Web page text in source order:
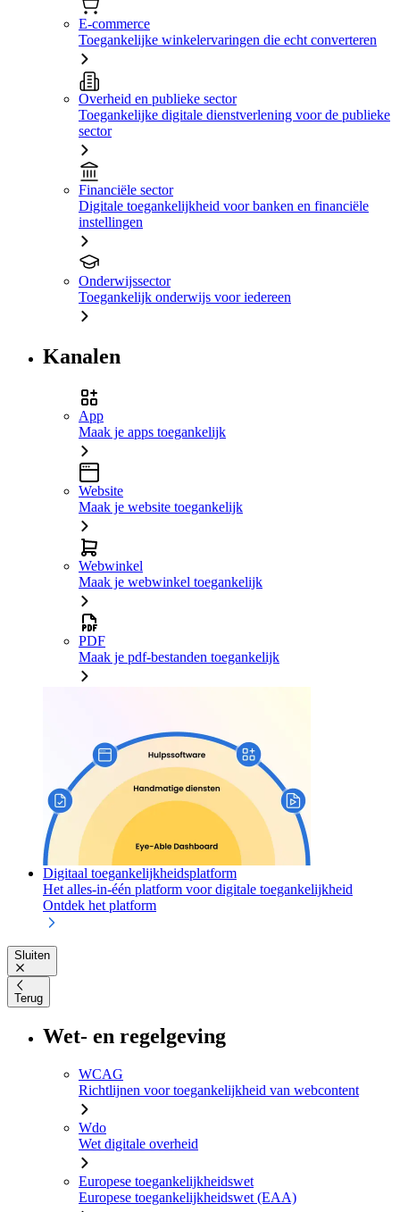
E-commerce
Toegankelijke winkelervaringen die echt converteren
Overheid en publieke sector
Toegankelijke digitale dienstverlening voor de publieke
sector
Financiële sector
Digitale toegankelijkheid voor banken en financiële
instellingen
Onderwijssector
Toegankelijk onderwijs voor iedereen
Kanalen
App
Maak je apps toegankelijk
Website
Maak je website toegankelijk
Webwinkel
Maak je webwinkel toegankelijk
PDF
Maak je pdf-bestanden toegankelijk
Digitaal toegankelijkheidsplatform
Het alles-in-één platform voor digitale toegankelijkheid
Ontdek het platform
Sluiten
Terug
Wet- en regelgeving
WCAG
Richtlijnen voor toegankelijkheid van webcontent
Wdo
Wet digitale overheid
Europese toegankelijkheidswet
Europese toegankelijkheidswet (EAA)